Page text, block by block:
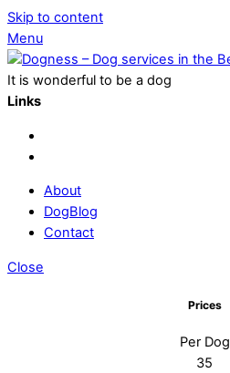
Skip to content
Menu
It is wonderful to be a dog
Links
About
DogBlog
Contact
Close
Prices
Per Dog
35